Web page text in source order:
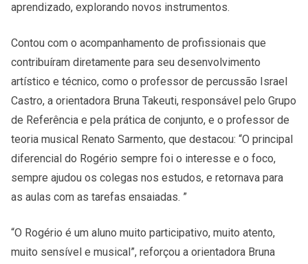
aprendizado, explorando novos instrumentos.
Contou com o acompanhamento de profissionais que
contribuíram diretamente para seu desenvolvimento
artístico e técnico, como o professor de percussão Israel
Castro, a orientadora Bruna Takeuti, responsável pelo Grupo
de Referência e pela prática de conjunto, e o professor de
teoria musical Renato Sarmento, que destacou: “O principal
diferencial do Rogério sempre foi o interesse e o foco,
sempre ajudou os colegas nos estudos, e retornava para
as aulas com as tarefas ensaiadas. ”
“O Rogério é um aluno muito participativo, muito atento,
muito sensível e musical”, reforçou a orientadora Bruna